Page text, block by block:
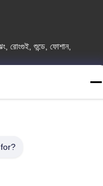
রোংগুই, শুন্ডে, ফোশান,